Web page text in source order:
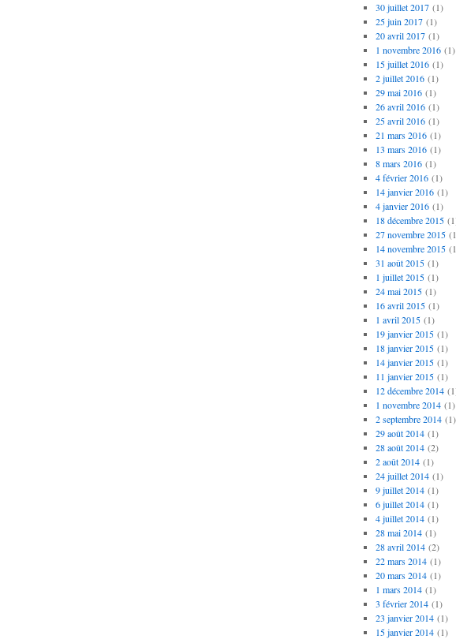
30 juillet 2017(1)
25 juin 2017(1)
20 avril 2017(1)
1 novembre 2016(1)
15 juillet 2016(1)
2 juillet 2016(1)
29 mai 2016(1)
26 avril 2016(1)
25 avril 2016(1)
21 mars 2016(1)
13 mars 2016(1)
8 mars 2016(1)
4 février 2016(1)
14 janvier 2016(1)
4 janvier 2016(1)
18 décembre 2015
27 novembre 2015
14 novembre 2015
31 août 2015(1)
1 juillet 2015(1)
24 mai 2015(1)
16 avril 2015(1)
1 avril 2015(1)
19 janvier 2015(1)
18 janvier 2015(1)
14 janvier 2015(1)
11 janvier 2015(1)
12 décembre 2014
1 novembre 2014(1)
2 septembre 2014(1)
29 août 2014(1)
28 août 2014(2)
2 août 2014(1)
24 juillet 2014(1)
9 juillet 2014(1)
6 juillet 2014(1)
4 juillet 2014(1)
28 mai 2014(1)
28 avril 2014(2)
22 mars 2014(1)
20 mars 2014(1)
1 mars 2014(1)
3 février 2014(1)
23 janvier 2014(1)
15 janvier 2014(1)